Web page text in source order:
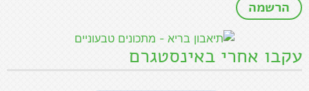
עקבו אחרי באינסטגרם